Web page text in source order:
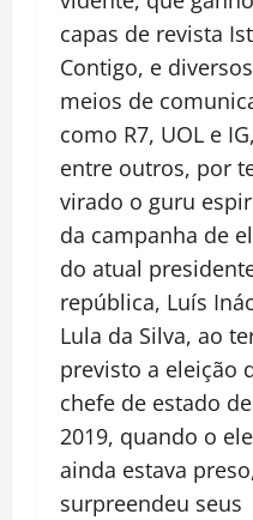
capas de revista
Contigo, e diversos
meios de
como R7, UOL e IG,
entre outros, por
virado o guru
da campanha de
do atual
república, Luís
Lula da Silva, ao
previsto a eleição
chefe de estado
2019, quando o
ainda estava
surpreendeu seus